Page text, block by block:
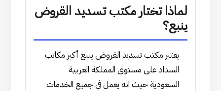
لماذا تختار مكتب تسديد القروض
ينبع؟
يعتبر مكتب تسديد القروض ينبع أكبر مكاتب
السداد على مستوى المملكة العربية
السعودية حيث انه يعمل في جميع الخدمات